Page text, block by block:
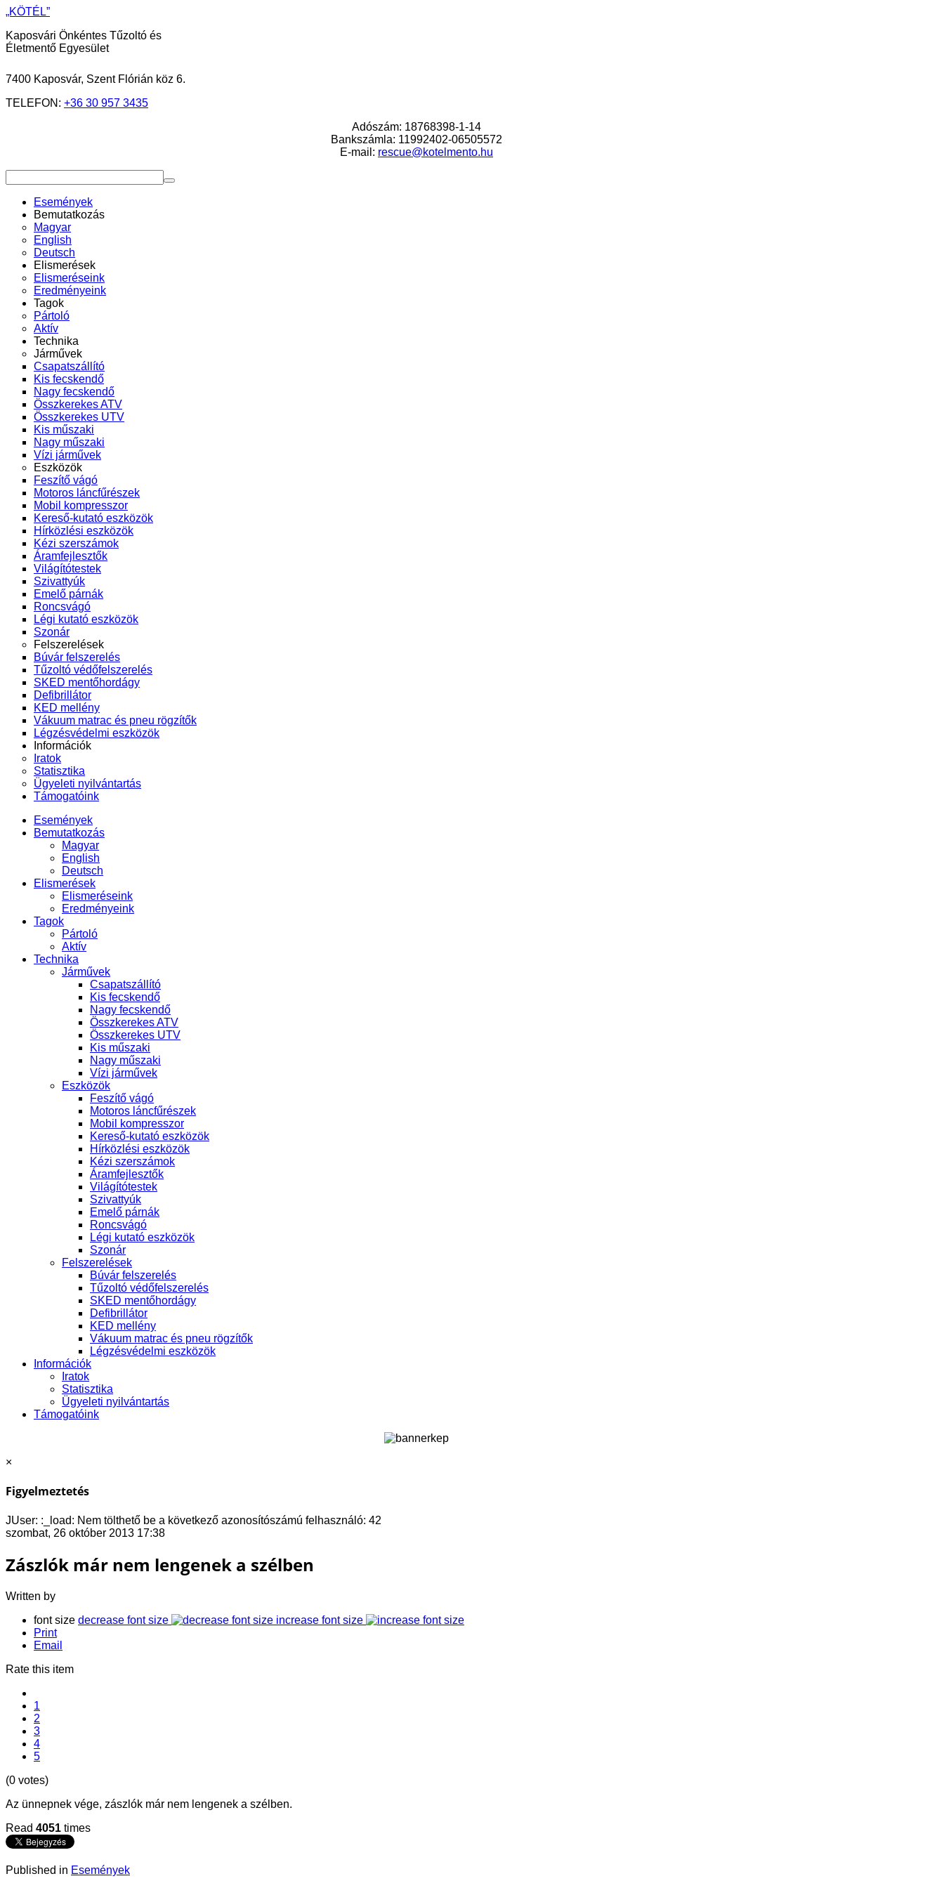
„KÖTÉL”
Kaposvári Önkéntes Tűzoltó és
Életmentő Egyesület
7400 Kaposvár, Szent Flórián köz 6.
TELEFON: +36 30 957 3435
Adószám: 18768398-1-14
Bankszámla: 11992402-06505572
E-mail: rescue@kotelmento.hu
Események
Bemutatkozás
Magyar
English
Deutsch
Elismerések
Elismeréseink
Eredményeink
Tagok
Pártoló
Aktív
Technika
Járművek
Csapatszállító
Kis fecskendő
Nagy fecskendő
Összkerekes ATV
Összkerekes UTV
Kis műszaki
Nagy műszaki
Vízi járművek
Eszközök
Feszítő vágó
Motoros láncfűrészek
Mobil kompresszor
Kereső-kutató eszközök
Hírközlési eszközök
Kézi szerszámok
Áramfejlesztők
Világítótestek
Szivattyúk
Emelő párnák
Roncsvágó
Légi kutató eszközök
Szonár
Felszerelések
Búvár felszerelés
Tűzoltó védőfelszerelés
SKED mentőhordágy
Defibrillátor
KED mellény
Vákuum matrac és pneu rögzítők
Légzésvédelmi eszközök
Információk
Iratok
Statisztika
Ügyeleti nyilvántartás
Támogatóink
Események
Bemutatkozás
Magyar
English
Deutsch
Elismerések
Elismeréseink
Eredményeink
Tagok
Pártoló
Aktív
Technika
Járművek
Csapatszállító
Kis fecskendő
Nagy fecskendő
Összkerekes ATV
Összkerekes UTV
Kis műszaki
Nagy műszaki
Vízi járművek
Eszközök
Feszítő vágó
Motoros láncfűrészek
Mobil kompresszor
Kereső-kutató eszközök
Hírközlési eszközök
Kézi szerszámok
Áramfejlesztők
Világítótestek
Szivattyúk
Emelő párnák
Roncsvágó
Légi kutató eszközök
Szonár
Felszerelések
Búvár felszerelés
Tűzoltó védőfelszerelés
SKED mentőhordágy
Defibrillátor
KED mellény
Vákuum matrac és pneu rögzítők
Légzésvédelmi eszközök
Információk
Iratok
Statisztika
Ügyeleti nyilvántartás
Támogatóink
×
Figyelmeztetés
JUser: :_load: Nem tölthető be a következő azonosítószámú felhasználó: 42
szombat, 26 október 2013 17:38
Zászlók már nem lengenek a szélben
Written by
font size decrease font size
increase font size
Print
Email
Rate this item
1
2
3
4
5
(0 votes)
Az ünnepnek vége, zászlók már nem lengenek a szélben.
Read 4051 times
Published in Események